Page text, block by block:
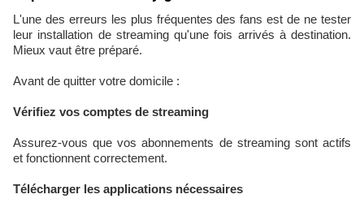
L'une des erreurs les plus fréquentes des fans est de ne tester
leur installation de streaming qu'une fois arrivés à destination.
Mieux vaut être préparé.
Avant de quitter votre domicile :
Vérifiez vos comptes de streaming
Assurez-vous que vos abonnements de streaming sont actifs
et fonctionnent correctement.
Télécharger les applications nécessaires